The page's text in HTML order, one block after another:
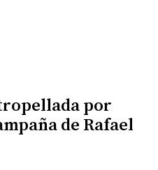
por
de Rafael